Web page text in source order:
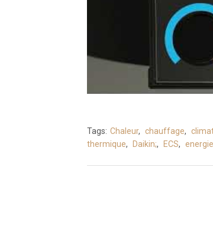
Tags: Chaleur, chauffage,
thermique, Daikin;, ECS,